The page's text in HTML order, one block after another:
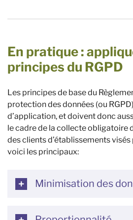
En pratique :
principes du RGPD
Les principes de base du
protection des données (ou
d’application, et doivent donc
le cadre de la collecte obligatoire
des clients d’établissements visés
voici les principaux:
Minimisation des